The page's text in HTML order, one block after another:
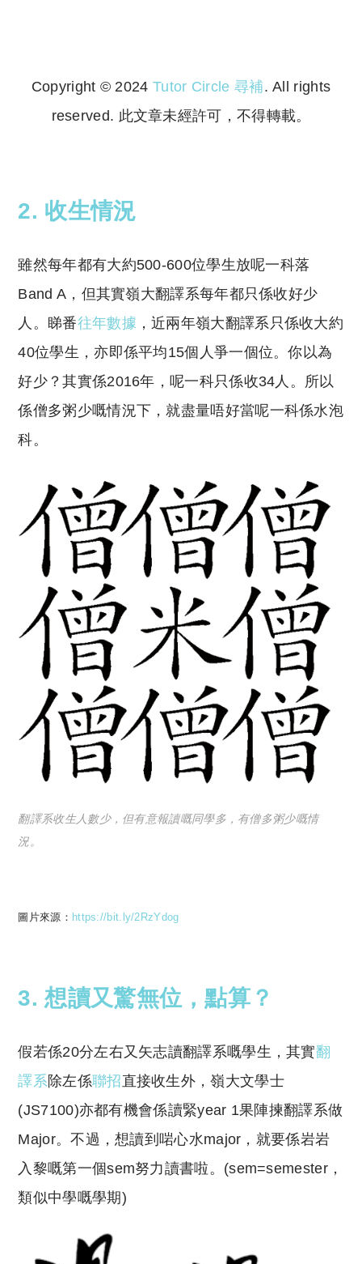
Copyright © 2024 Tutor Circle 尋補. All rights
reserved. 此文章未經許可，不得轉載。
2. 收生情況
雖然每年都有大約500-600位學生放呢一科落
Band A，但其實嶺大翻譯系每年都只係收好少
人。睇番往年數據 ，近兩年嶺大翻譯系只係收大約
40位學生，亦即係平均15個人爭一個位。你以為
好少？其實係2016年，呢一科只係收34人。所以
係僧多粥少嘅情況下，就盡量唔好當呢一科係水泡
科。
翻譯系收生人數少，但有意報讀嘅同學多，有僧多粥少嘅情
況。
圖片來源： https://bit.ly/2RzYdog
3. 想讀又驚無位，點算？
假若係20分左右又矢志讀翻譯系嘅學生，其實翻
譯系除左係聯招直接收生外，嶺大文學士
(JS7100)亦都有機會係讀緊year 1果陣揀翻譯系做
Major。不過，想讀到啱心水major，就要係岩岩
入黎嘅第一個sem努力讀書啦。(sem=semester，
類似中學嘅學期)